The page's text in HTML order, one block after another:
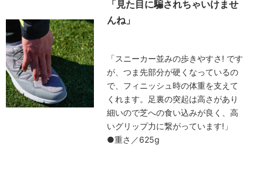
「見た目に騙されちゃいけませ
んね」
「スニーカー並みの歩きやすさ! です
が、つま先部分が硬くなっているの
で、フィニッシュ時の体重を支えて
くれます。足裏の突起は高さがあり
細いので芝への食い込みが良く、高
いグリップ力に繋がっています!」
●重さ／625g